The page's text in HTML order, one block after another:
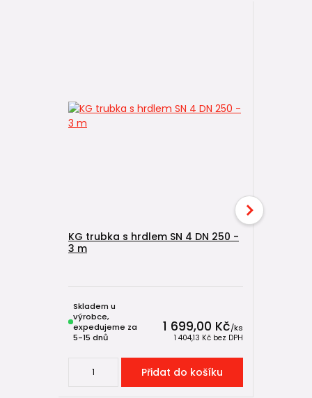
KG trubka s hrdlem SN 4 DN 250 -
3 m
1 699,00 Kč/ks
1 404,13 Kč bez DPH
Skladem u
výrobce,
expedujeme za
5-15 dnů
Přidat do košíku